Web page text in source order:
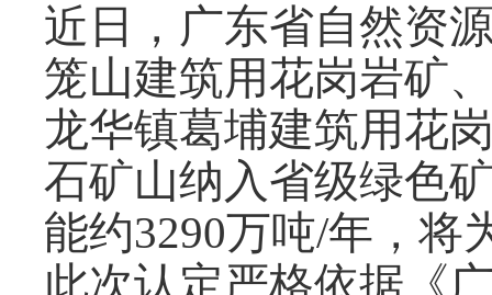
近日，广东省自然资
笼山建筑用花岗岩矿
龙华镇葛埔建筑用花
石矿山纳入省级绿色
能约3290万吨/年，将
此次认定严格依据《